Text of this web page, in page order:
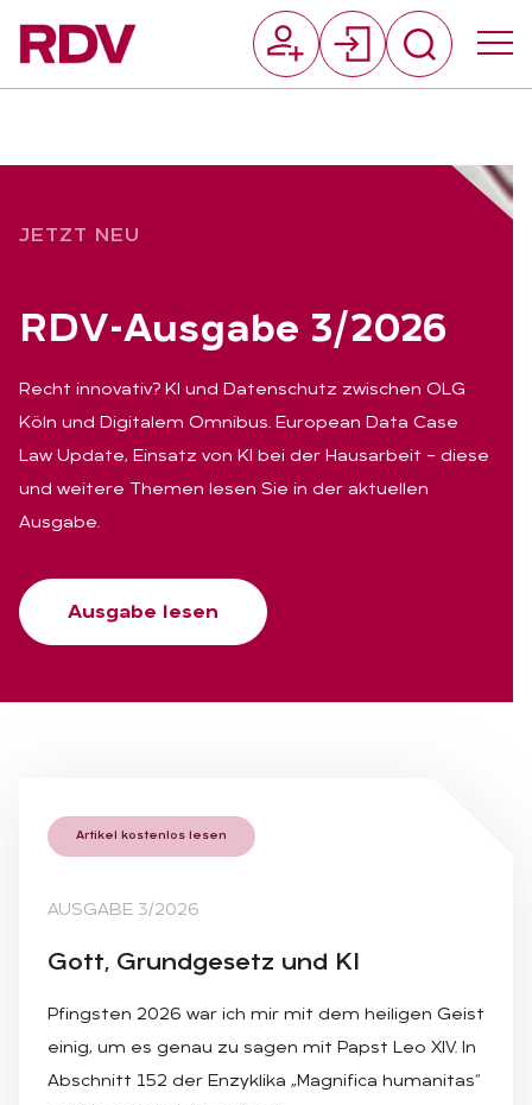
JETZT NEU
RDV-Aus­ga­be 3/2026
Recht innovativ? KI und Datenschutz zwischen OLG
Köln und Digitalem Omnibus. European Data Case
Law Update, Einsatz von KI bei der Hausarbeit – diese
und weitere Themen lesen Sie in der aktuellen
Ausgabe.
Ausgabe lesen
Artikel kostenlos lesen
AUSGABE 3/2026
Gott, Grund­ge­setz und KI
Pfingsten 2026 war ich mir mit dem heiligen Geist
einig, um es genau zu sagen mit Papst Leo XIV. In
Abschnitt 152 der Enzyklika „Magnifica humanitas“